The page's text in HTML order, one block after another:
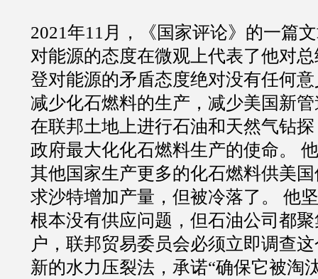
2021年11月，《国家评论》的一篇
对能源的态度在微观上代表了他对
登对能源的矛盾态度绝对没有任何
减少化石燃料的生产，减少美国新
在联邦土地上进行石油和天然气钻
政府最大化化石燃料生产的使命。
其他国家生产更多的化石燃料供美
求沙特增加产量，但被冷落了。 他
根本没有供应问题，但石油公司都
户，联邦贸易委员会必须立即调查
新的水力压裂法，承诺“确保它被淘